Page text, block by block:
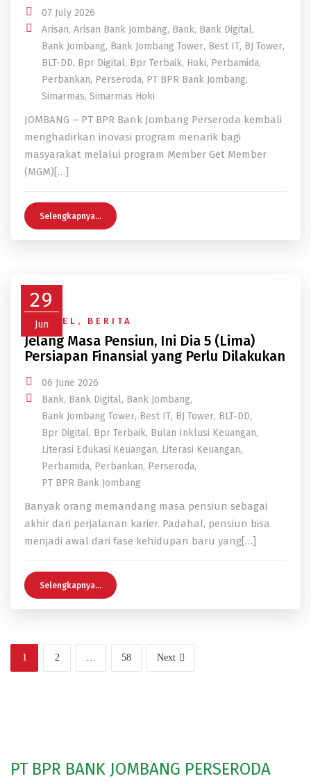
07 July 2026
Arisan, Arisan Bank Jombang, Bank, Bank Digital,
Bank Jombang, Bank Jombang Tower, Best IT, BJ Tower,
BLT-DD, Bpr Digital, Bpr Terbaik, Hoki, Perbamida,
Perbankan, Perseroda, PT BPR Bank Jombang,
Simarmas, Simarmas Hoki
JOMBANG – PT BPR Bank Jombang Perseroda kembali
menghadirkan inovasi program menarik bagi
masyarakat melalui program Member Get Member
(MGM)[…]
Selengkapnya...
29
Jun
ARTIKEL , BERITA
Jelang Masa Pensiun, Ini Dia 5 (Lima)
Persiapan Finansial yang Perlu Dilakukan
06 June 2026
Bank, Bank Digital, Bank Jombang,
Bank Jombang Tower, Best IT, BJ Tower, BLT-DD,
Bpr Digital, Bpr Terbaik, Bulan Inklusi Keuangan,
Literasi Edukasi Keuangan, Literasi Keuangan,
Perbamida, Perbankan, Perseroda,
PT BPR Bank Jombang
Banyak orang memandang masa pensiun sebagai
akhir dari perjalanan karier. Padahal, pensiun bisa
menjadi awal dari fase kehidupan baru yang[…]
Selengkapnya...
1 2 … 58 Next
PT BPR BANK JOMBANG PERSERODA